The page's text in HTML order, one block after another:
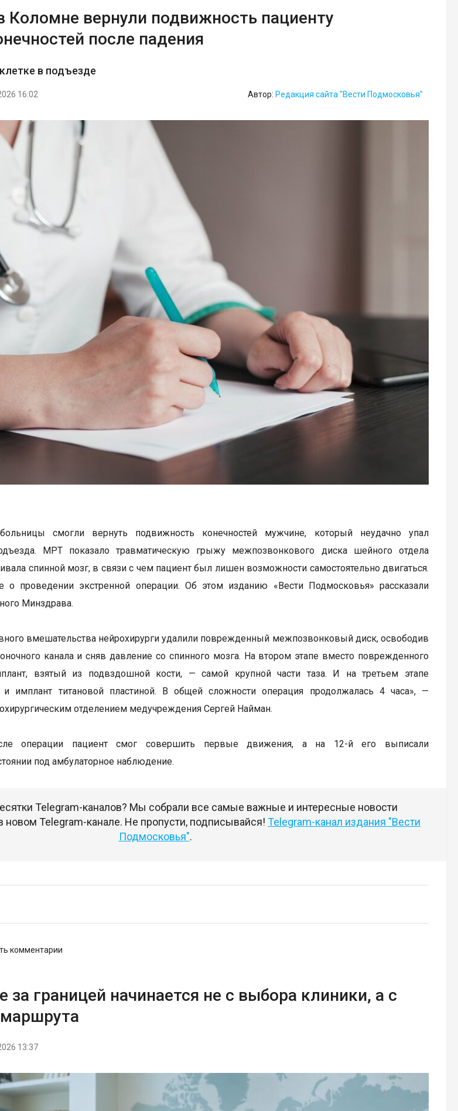
Коломне вернули подвижность пациенту
после падения
в подъезде
16:02 Автор: Редакция сайта "Вести Подмосковья"
смогли вернуть подвижность конечностей мужчине, который неудачно упал
МРТ показало травматическую грыжу межпозвонкового диска шейного отдела
спинной мозг, в связи с чем пациент был лишен возможности самостоятельно двигаться.
о проведении экстренной операции. Об этом изданию «Вести Подмосковья» рассказали
Минздрава.
вмешательства нейрохирурги удалили поврежденный межпозвонковый диск, освободив
канала и сняв давление со спинного мозга. На втором этапе вместо поврежденного
взятый из подвздошной кости, — самой крупной части таза. И на третьем этапе
и имплант титановой пластиной. В общей сложности операция продолжалась 4 часа», —
отделением медучреждения Сергей Найман.
операции пациент смог совершить первые движения, а на 12-й его выписали
под амбулаторное наблюдение.
Telegram-каналов? Мы собрали все самые важные и интересные новости
новом Telegram-канале. Не пропусти, подписывайся! Telegram-канал издания "Вести
Подмосковья".
комментарии
за границей начинается не с выбора клиники, а с
13:37